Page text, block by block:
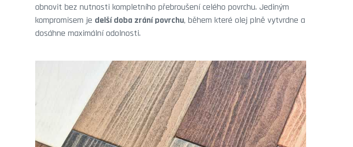
obnovit bez nutnosti kompletního přebroušení celého povrchu. Jediným
kompromisem je delší doba zrání povrchu, během které olej plně vytvrdne a
dosáhne maximální odolnosti.